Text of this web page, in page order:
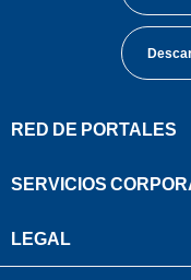
RED DE PORTALES
SERVICIOS
LEGAL